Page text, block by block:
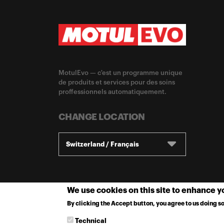
MotulEvo — c'est un programme unique
de produits et services pour des soins
proffessionnels automatiquement.
CHANGE LOCATION
Switzerland / Français
We use cookies on this site to enhance
By clicking the Accept button, you agree to us doing
Technical